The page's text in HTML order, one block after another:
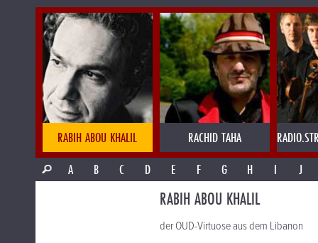
RABIH ABOU KHALIL RACHID TAHA
A
B C D E F G H I J
RABIH ABOU KHALIL
der OUD-Virtuose aus dem Libanon